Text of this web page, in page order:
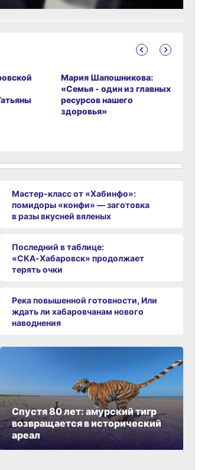
Мария Шапошникова:
«Семья - один из главных
ресурсов нашего
здоровья»
Мастер-класс от «Хабинфо»:
помидоры «конфи» — заготовка
в разы вкусней вяленых
Последний в таблице:
«СКА‑Хабаровск» продолжает
терять очки
Река повышенной готовности, Или
ждать ли хабаровчанам нового
наводнения
Спустя 80 лет: амурский тигр
возвращается в исторический
ареал